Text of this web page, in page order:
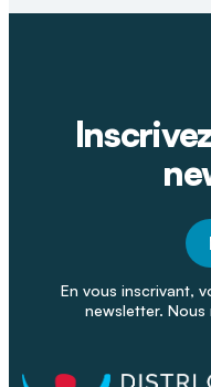
En vous inscrivant,
newsletter.